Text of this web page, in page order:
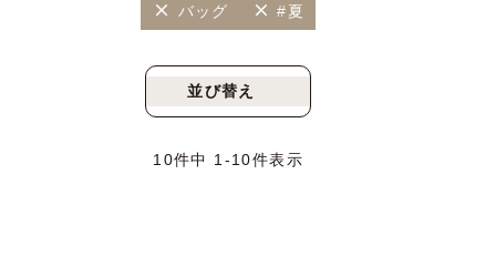
バッグ #夏
並び替え
10件中 1 -10件表示